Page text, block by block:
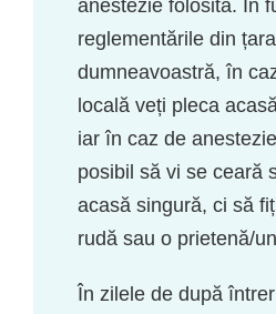
anestezie folosită. În
reglementările din țara
dumneavoastră, în
locală veți pleca
iar în caz de
posibil să vi se ceară
acasă singură, ci să
rudă sau o prietenă/
În zilele de după